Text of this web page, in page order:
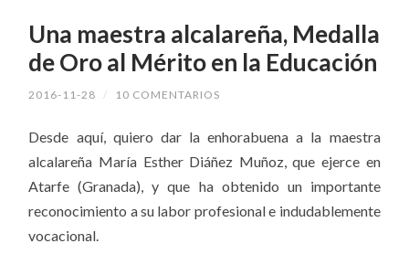
Una maestra alcalareña, Medalla
de Oro al Mérito en la Educación
2016-11-28 / 10 COMENTARIOS
Desde aquí, quiero dar la enhorabuena a la maestra
alcalareña María Esther Diáñez Muñoz, que ejerce en
Atarfe (Granada), y que ha obtenido un importante
reconocimiento a su labor profesional e indudablemente
vocacional.